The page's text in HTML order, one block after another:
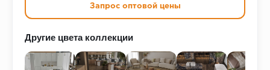
Запрос оптовой цены
Другие цвета коллекции